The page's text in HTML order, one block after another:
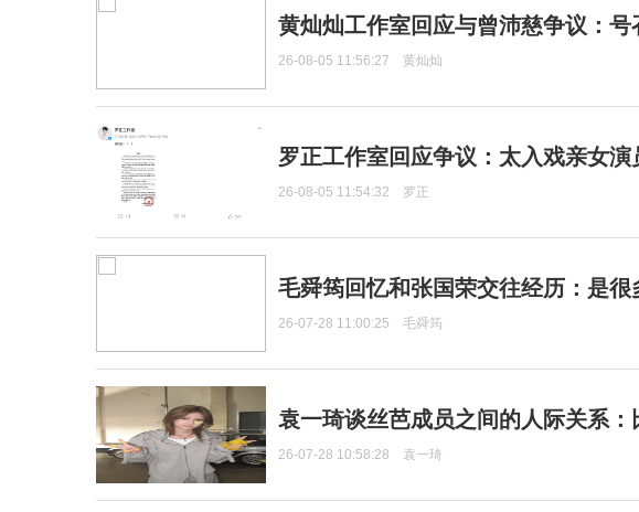
黄灿灿工作室回应与曾沛慈争议：号
26-08-05 11:56:27 黄灿灿
罗正工作室回应争议：太入戏亲女演
26-08-05 11:54:32 罗正
毛舜筠回忆和张国荣交往经历：是很
26-07-28 11:00:25 毛舜筠
袁一琦谈丝芭成员之间的人际关系：
26-07-28 10:58:28 袁一琦